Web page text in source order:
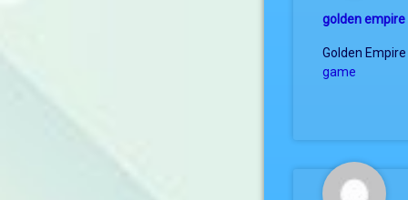
golden
Golden
game